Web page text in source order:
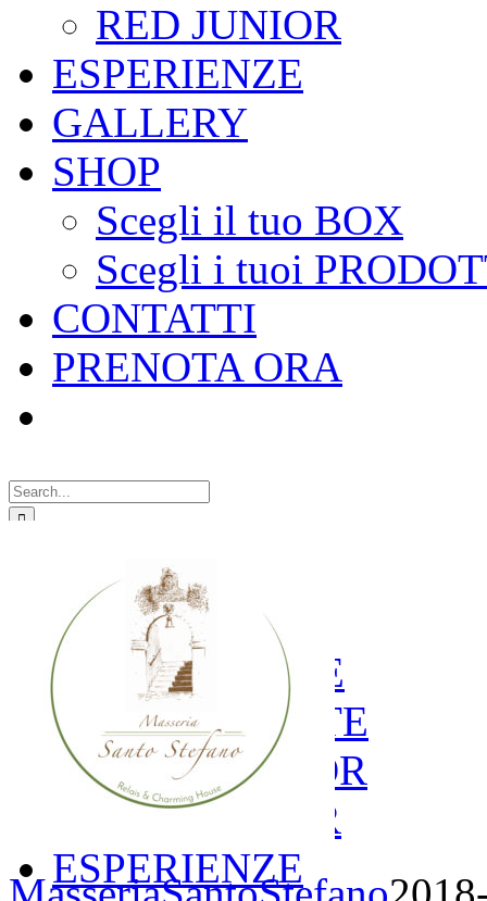
RED JUNIOR
ESPERIENZE
GALLERY
SHOP
Scegli il tuo BOX
Scegli i tuoi
CONTATTI
PRENOTA ORA
for:
LA STORIA
LE CAMERE
GOLD SUITE
GREEN SUITE
BLUE JUNIOR
RED JUNIOR
ESPERIENZE